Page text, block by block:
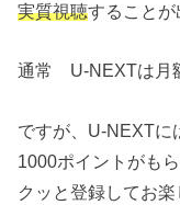
実質視聴することが
通常 U-NEXTは月
ですが、U-NEXTに
1000ポイントがも
クッと登録してお楽